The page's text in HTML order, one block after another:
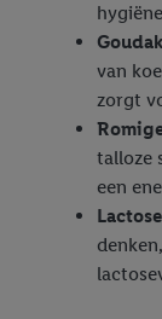
van
zorgt
talloze
een